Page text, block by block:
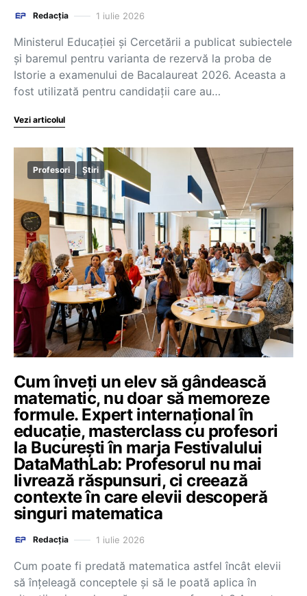
Redacția 1 iulie 2026
Ministerul Educației și Cercetării a publicat subiectele
și baremul pentru varianta de rezervă la proba de
Istorie a examenului de Bacalaureat 2026. Aceasta a
fost utilizată pentru candidații care au…
Vezi articolul
Profesori Știri
Cum înveți un elev să gândească
matematic, nu doar să memoreze
formule. Expert internațional în
educație, masterclass cu profesori
la București în marja Festivalului
DataMathLab: Profesorul nu mai
livrează răspunsuri, ci creează
contexte în care elevii descoperă
singuri matematica
Redacția 1 iulie 2026
Cum poate fi predată matematica astfel încât elevii
să înțeleagă conceptele și să le poată aplica în